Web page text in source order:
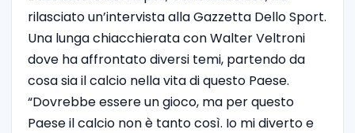
rilasciato un’intervista alla Gazzetta Dello Sport.
Una lunga chiacchierata con Walter Veltroni
dove ha affrontato diversi temi, partendo da
cosa sia il calcio nella vita di questo Paese.
“Dovrebbe essere un gioco, ma per questo
Paese il calcio non è tanto così. Io mi diverto e